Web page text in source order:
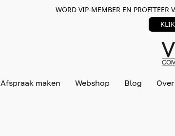
WORD VIP-MEMBER EN PROFITEER
Afspraak maken Webshop Blog